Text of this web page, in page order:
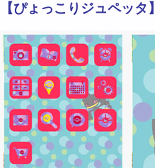
【ぴょっこりジュペッタ】